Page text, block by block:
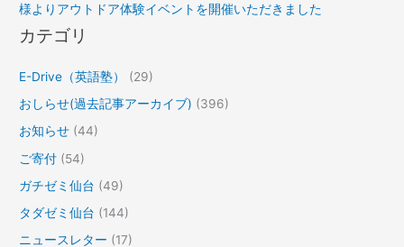
様よりアウトドア体験イベントを開催いただきました
カテゴリ
E-Drive（英語塾）
(29)
おしらせ(過去記事アーカイブ) (396)
お知らせ (44)
ご寄付 (54)
ガチゼミ仙台 (49)
タダゼミ仙台 (144)
ニュースレター (17)